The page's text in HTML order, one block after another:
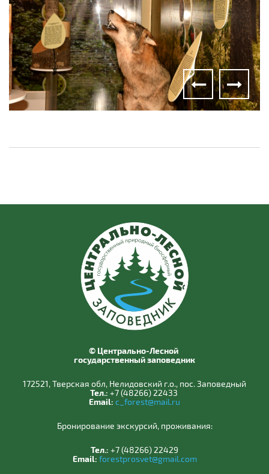
© Центрально-Лесной
государственный заповедник
172521, Тверская обл, Нелидовский г.о., пос. Заповедный
Тел.: +7 (48266) 22433
Email: c_forest@mail.ru
Бронирование экскурсий, проживания:
Тел.: +7 (48266) 22429
Email: forestprosvet@gmail.com